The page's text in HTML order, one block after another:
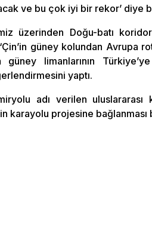
ve bu çok iyi bir rekor’ diye
üzerinden Doğu-batı
güney kolundan Avrupa
güney limanlarının
yaptı.
adı verilen
karayolu projesine